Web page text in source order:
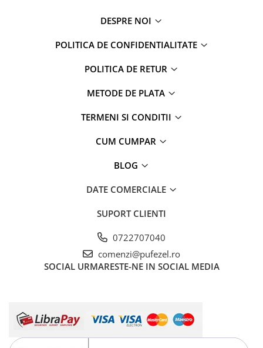
DESPRE NOI
POLITICA DE CONFIDENTIALITATE
POLITICA DE RETUR
METODE DE PLATA
TERMENI SI CONDITII
CUM CUMPAR
BLOG
DATE COMERCIALE
SUPORT CLIENTI
0722707040
comenzi@pufezel.ro
SOCIAL URMARESTE-NE IN SOCIAL MEDIA